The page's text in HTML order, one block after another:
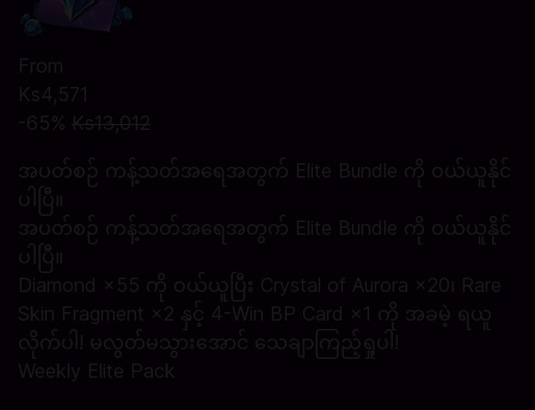
From
Ks4,571
-65% Ks13,012
အပတ်စဉ် ကန့်သတ်အရေအတွက် Elite Bundle ကို ဝယ်ယူနိုင်
ပါပြီ။
အပတ်စဉ် ကန့်သတ်အရေအတွက် Elite Bundle ကို ဝယ်ယူနိုင်
ပါပြီ။
Diamond ×55 ကို ဝယ်ယူပြီး Crystal of Aurora ×20၊ Rare
Skin Fragment ×2 နှင့် 4-Win BP Card ×1 ကို အခမဲ့ ရယူ
လိုက်ပါ! မလွတ်မသွားအောင် သေချာကြည့်ရှုပါ!
Weekly Elite Pack